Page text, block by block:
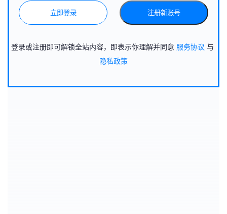
立即登录 注册新账号
登录或注册即可解锁全站内容，即表示你理解并同意 服务协议 与
隐私政策